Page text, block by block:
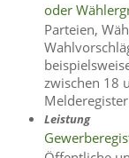
oder
Parteien,
zwischen 18
Leistung